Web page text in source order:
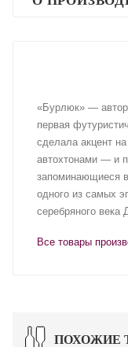
«Бурлюк» —
первая
сделала акцент
автохтонами — и
запоминающиеся
одного из самых
серебряного века
Все товары
ПОХОЖИЕ